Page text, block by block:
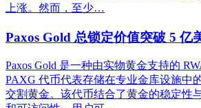
上涨。然而，至少…
Paxos Gold 总锁定价值突破 5 亿
Paxos Gold 是一种由实物黄金支持的
PAXG 代币代表存储在专业金库设施中
交割黄金。该代币结合了黄金的稳定性